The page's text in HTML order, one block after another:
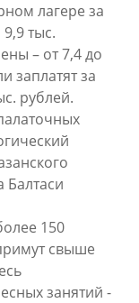
лагере за
тыс.
– от 7,4 до
заплатят за
рублей.
Балтаси
150
свыше
занятий -